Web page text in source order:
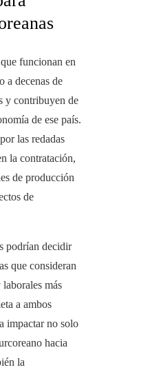
funcionan en
a decenas de
y contribuyen de
de ese país.
las redadas
la contratación,
de producción
de
podrían decidir
que consideran
más
a ambos
impactar no solo
hacia
la